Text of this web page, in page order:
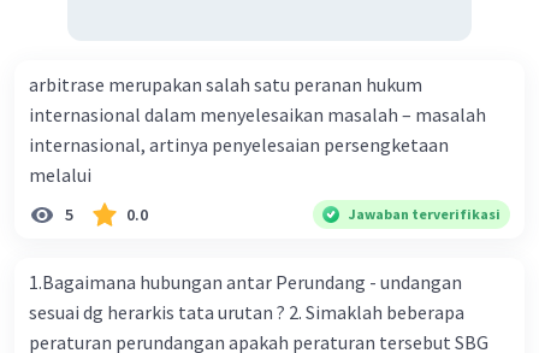
arbitrase merupakan salah satu peranan hukum
internasional dalam menyelesaikan masalah – masalah
internasional, artinya penyelesaian persengketaan
melalui
5 0.0 Jawaban terverifikasi
1.Bagaimana hubungan antar Perundang - undangan
sesuai dg herarkis tata urutan ? 2. Simaklah beberapa
peraturan perundangan apakah peraturan tersebut SBG